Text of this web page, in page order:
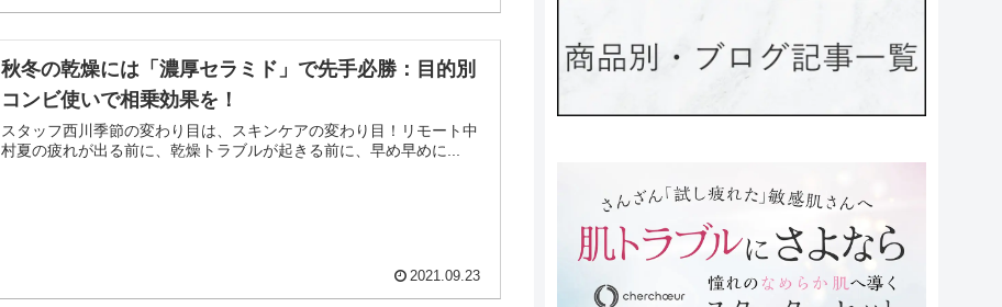
秋冬の乾燥には「濃厚セラミド」で先手必勝：目的別
コンビ使いで相乗効果を！
スタッフ西川季節の変わり目は、スキンケアの変わり目！リモート中
村夏の疲れが出る前に、乾燥トラブルが起きる前に、早め早めに...
2021.09.23